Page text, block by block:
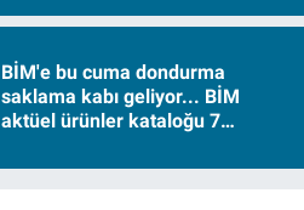
BİM'e bu cuma dondurma
saklama kabı geliyor... BİM
aktüel ürünler kataloğu 7